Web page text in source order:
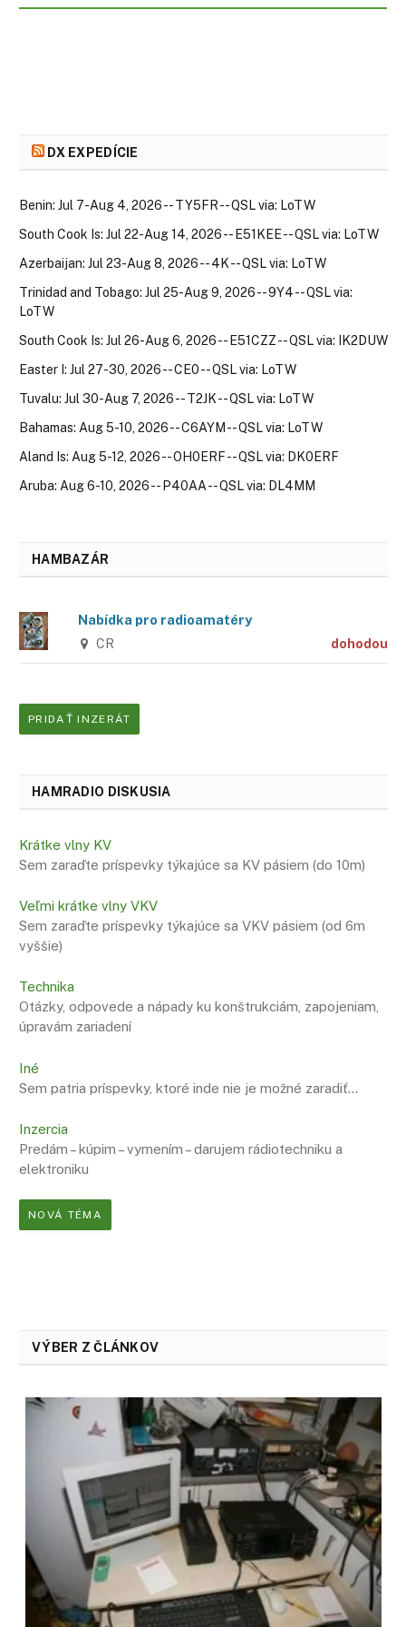
DX EXPEDÍCIE
Benin: Jul 7-Aug 4, 2026 -- TY5FR -- QSL via: LoTW
South Cook Is: Jul 22-Aug 14, 2026 -- E51KEE -- QSL via: LoTW
Azerbaijan: Jul 23-Aug 8, 2026 -- 4K -- QSL via: LoTW
Trinidad and Tobago: Jul 25-Aug 9, 2026 -- 9Y4 -- QSL via:
LoTW
South Cook Is: Jul 26-Aug 6, 2026 -- E51CZZ -- QSL via: IK2DUW
Easter I: Jul 27-30, 2026 -- CE0 -- QSL via: LoTW
Tuvalu: Jul 30-Aug 7, 2026 -- T2JK -- QSL via: LoTW
Bahamas: Aug 5-10, 2026 -- C6AYM -- QSL via: LoTW
Aland Is: Aug 5-12, 2026 -- OH0ERF -- QSL via: DK0ERF
Aruba: Aug 6-10, 2026 -- P40AA -- QSL via: DL4MM
HAMBAZÁR
Nabídka pro radioamatéry
CR dohodou
PRIDAŤ INZERÁT
HAMRADIO DISKUSIA
Krátke vlny KV
Sem zaraďte príspevky týkajúce sa KV pásiem (do 10m)
Veľmi krátke vlny VKV
Sem zaraďte príspevky týkajúce sa VKV pásiem (od 6m
vyššie)
Technika
Otázky, odpovede a nápady ku konštrukciám, zapojeniam,
úpravám zariadení
Iné
Sem patria príspevky, ktoré inde nie je možné zaradiť…
Inzercia
Predám – kúpim – vymením – darujem rádiotechniku a
elektroniku
NOVÁ TÉMA
VÝBER Z ČLÁNKOV